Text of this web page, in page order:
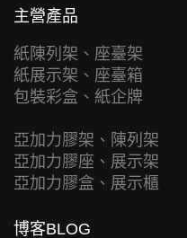
主營產品
紙陳列架、座臺架
紙展示架、座臺箱
包裝彩盒、紙企牌
亞加力膠架、陳列架
亞加力膠座、展示架
亞加力膠盒、展示櫃
博客BLOG